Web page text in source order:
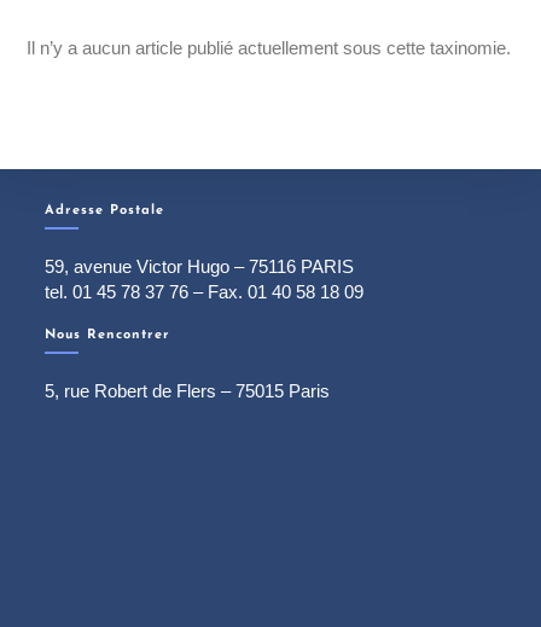
Il n’y a aucun article publié actuellement sous cette taxinomie.
Adresse Postale
59, avenue Victor Hugo – 75116 PARIS
tel. 01 45 78 37 76 – Fax. 01 40 58 18 09
Nous Rencontrer
5, rue Robert de Flers – 75015 Paris